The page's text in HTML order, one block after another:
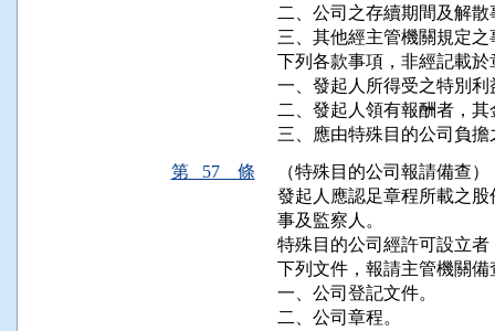
二、公司之存續期間及解散
三、其他經主管機關規定之
下列各款事項，非經記載
一、發起人所得受之特別
二、發起人領有報酬者，其
三、應由特殊目的公司負
第 57 條
（特殊目的公司報請備查）
發起人應認足章程所載之
事及監察人。
特殊目的公司經許可設立
下列文件，報請主管機關備
一、公司登記文件。
二、公司章程。